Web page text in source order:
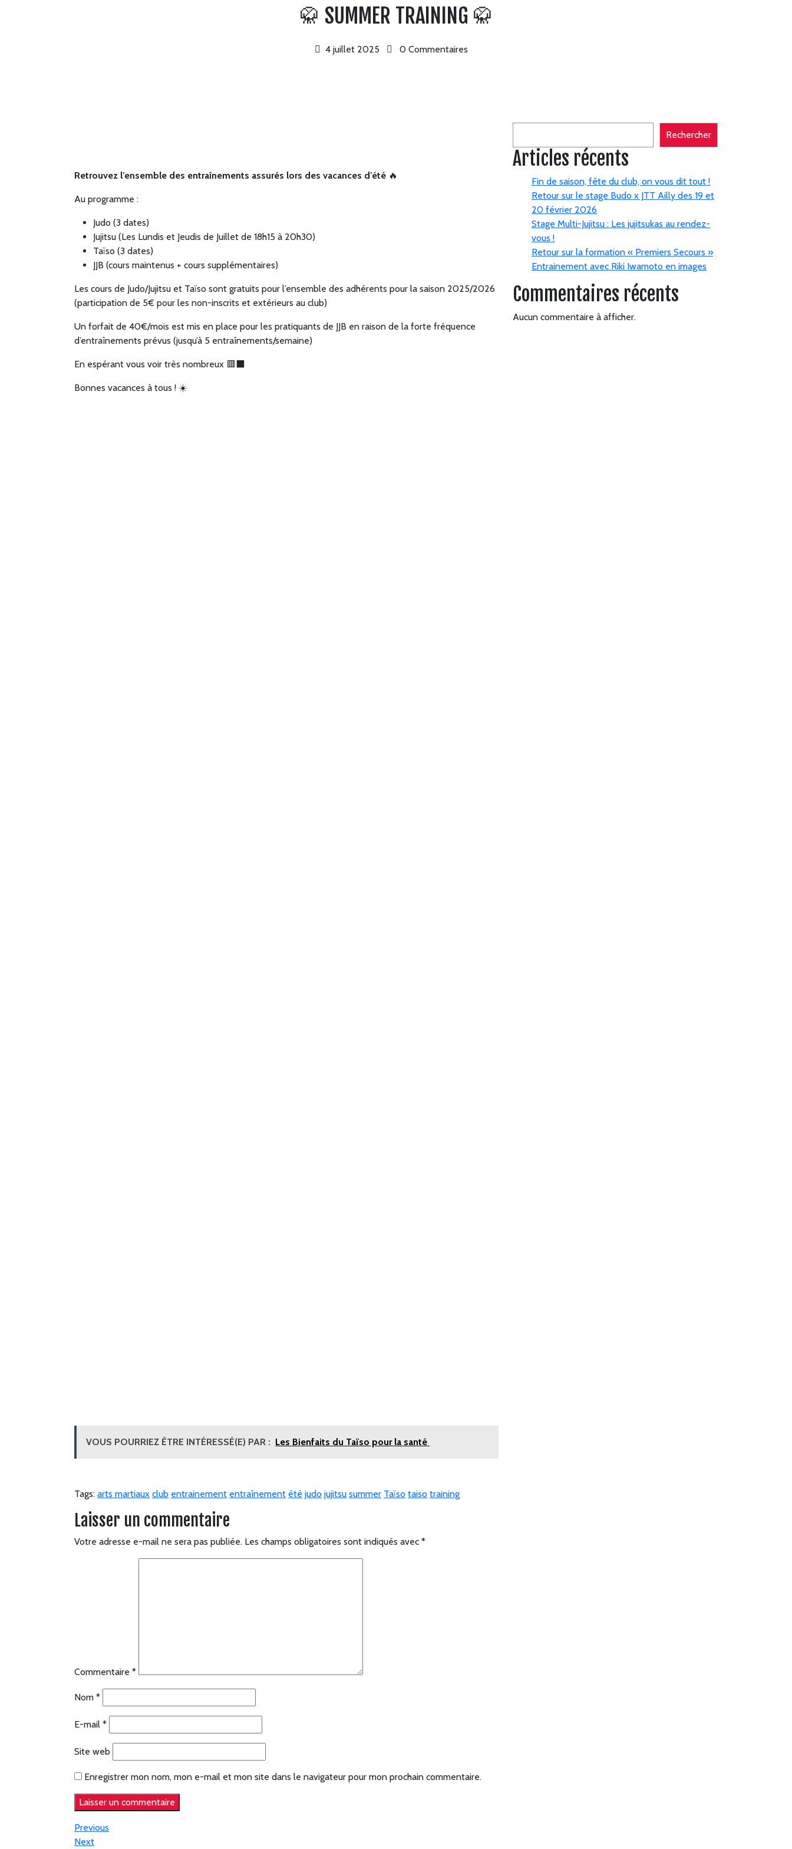
🥋 SUMMER TRAINING 🥋
4 juillet 2025 0 Commentaires
Retrouvez l’ensemble des entraînements assurés lors des vacances d’été 🔥
Au programme :
Judo (3 dates)
Jujitsu (Les Lundis et Jeudis de Juillet de 18h15 à 20h30)
Taïso (3 dates)
JJB (cours maintenus + cours supplémentaires)
Les cours de Judo/Jujitsu et Taïso sont gratuits pour l’ensemble des adhérents pour la saison 2025/2026
(participation de 5€ pour les non-inscrits et extérieurs au club)
Un forfait de 40€/mois est mis en place pour les pratiquants de JJB en raison de la forte fréquence
d’entraînements prévus (jusqu’à 5 entraînements/semaine)
En espérant vous voir très nombreux 🟥⬛️
Bonnes vacances à tous ! ☀️
VOUS POURRIEZ ÊTRE INTÉRESSÉ(E) PAR : Les Bienfaits du Taïso pour la santé
Tags: arts martiaux club entrainement entraînement été judo jujitsu summer Taïso taiso training
Laisser un commentaire
Votre adresse e-mail ne sera pas publiée. Les champs obligatoires sont indiqués avec *
Commentaire *
Nom *
E-mail *
Site web
Enregistrer mon nom, mon e-mail et mon site dans le navigateur pour mon prochain commentaire.
Navigation
Previous
Post
Previous
Next
Next
Rechercher
Articles récents
Fin de saison, fête du club, on vous dit tout !
Retour sur le stage Budo x JTT Ailly des 19 et
20 février 2026
Stage Multi-Jujitsu : Les jujitsukas au rendez-
vous !
Retour sur la formation « Premiers Secours »
Entrainement avec Riki Iwamoto en images
Commentaires récents
Aucun commentaire à afficher.